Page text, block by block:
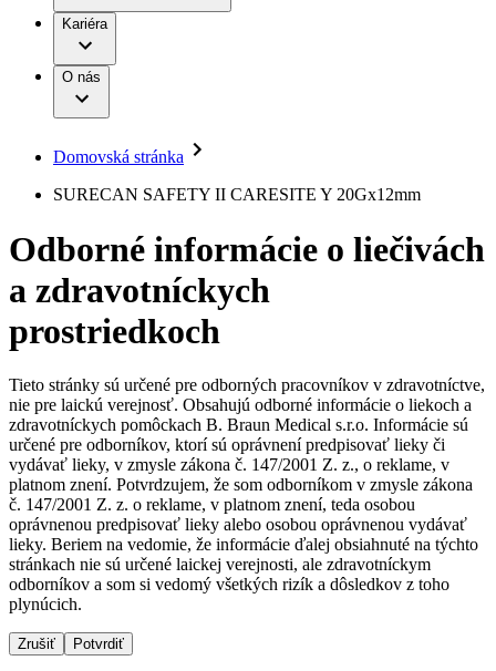
Terapie
Kontinencia a urológia
Liečba bolesti
Miniinvazívna chirurgia
Nutričná terapia
Onkológia
Ortopédia
Prevencia a kontrola infekcií
Spinálna chirurgia
Starostlivosť o rany
Uzatváranie rán
Riešenia
Terapie
B. Braun Avitum
Ochorenia
Služby pre pacientov
Dialyzačné strediská
B. Braun Avitum poskytuje kvalitnú dialyzačnú starostlivosť
vo všetkých svojich strediskách na Slovensku. Viac
informácií nájdete na stránke jednotlivých stredísk.
Práca a kariéra
Naša kultúra
Vaša príležitosť
Nájdite si prácu u nás​
Objavte svoje kariérne príležitosti ​v B. Braun. Vyhľadajte náš
trh práce​ pre zaujímavé pozície na Slovensku.​
Zodpovednosť
Médiá
Tlačové správy
Kontakt
Kontaktný formulár
Spoločnosť
Médiá
Kontakt
Kariéra
O nás
Domovská stránka
SURECAN SAFETY II CARESITE Y 20Gx12mm
Odborné informácie o liečivách
a zdravotníckych
prostriedkoch
Tieto stránky sú určené pre odborných pracovníkov v zdravotníctve,
nie pre laickú verejnosť. Obsahujú odborné informácie o liekoch a
zdravotníckych pomôckach B. Braun Medical s.r.o. Informácie sú
určené pre odborníkov, ktorí sú oprávnení predpisovať lieky či
vydávať lieky, v zmysle zákona č. 147/2001 Z. z., o reklame, v
platnom znení. Potvrdzujem, že som odborníkom v zmysle zákona
č. 147/2001 Z. z. o reklame, v platnom znení, teda osobou
oprávnenou predpisovať lieky alebo osobou oprávnenou vydávať
lieky. Beriem na vedomie, že informácie ďalej obsiahnuté na týchto
stránkach nie sú určené laickej verejnosti, ale zdravotníckym
odborníkov a som si vedomý všetkých rizík a dôsledkov z toho
plynúcich.
Zrušiť Potvrdiť